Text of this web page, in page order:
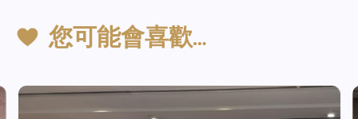
您可能會喜歡…